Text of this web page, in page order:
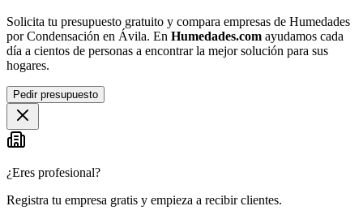
Solicita tu presupuesto gratuito y compara empresas de Humedades
por Condensación en Ávila. En Humedades.com ayudamos cada
día a cientos de personas a encontrar la mejor solución para sus
hogares.
Pedir presupuesto
¿Eres profesional?
Registra tu empresa gratis y empieza a recibir clientes.